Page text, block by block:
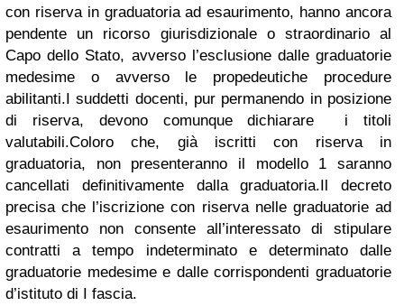
con riserva in graduatoria ad esaurimento, hanno ancora
pendente un ricorso giurisdizionale o straordinario al
Capo dello Stato, avverso l’esclusione dalle graduatorie
medesime o avverso le propedeutiche procedure
abilitanti.I suddetti docenti, pur permanendo in posizione
di riserva, devono comunque dichiarare i titoli
valutabili.Coloro che, già iscritti con riserva in
graduatoria, non presenteranno il modello 1 saranno
cancellati definitivamente dalla graduatoria.Il decreto
precisa che l’iscrizione con riserva nelle graduatorie ad
esaurimento non consente all’interessato di stipulare
contratti a tempo indeterminato e determinato dalle
graduatorie medesime e dalle corrispondenti graduatorie
d’istituto di I fascia.